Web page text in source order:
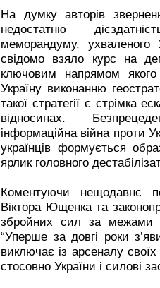
На думку авторів
недостатню
меморандуму, ухваленого
свідомо взяло курс на
ключовим напрямом якого
Україну виконанню
такої стратегії є стрімка
відносинах.
інформаційна війна проти
українців формується
ярлик головного
Коментуючи нещодавнє
Віктора Ющенка та
збройних сил за межами
“Уперше за довгі роки
виключає із арсеналу своїх
стосовно України і силові